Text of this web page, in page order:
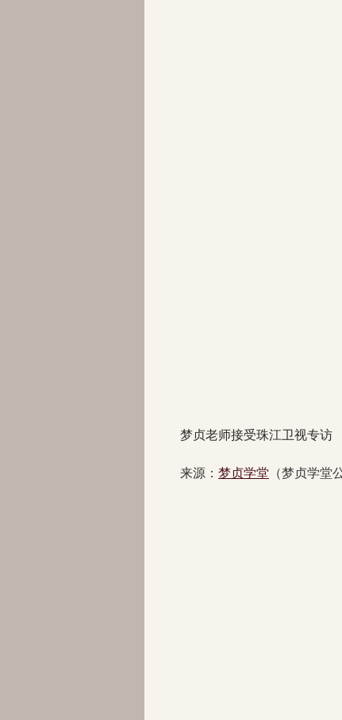
梦贞老师接受珠江卫视专访
来源： 梦贞学堂 （梦贞学堂